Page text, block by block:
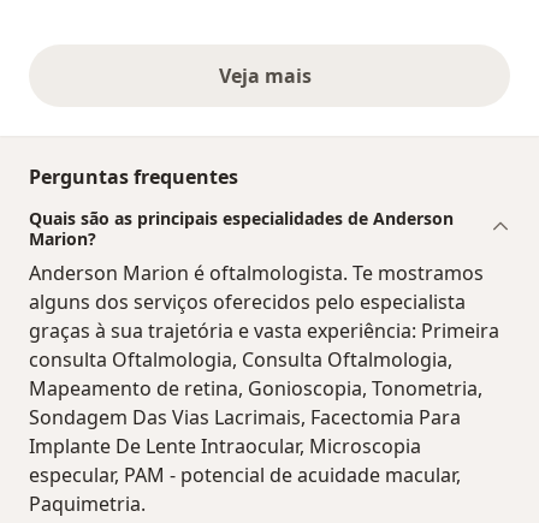
Veja maisopiniões acima
Perguntas frequentes
Quais são as principais especialidades de Anderson
Marion?
Anderson Marion é oftalmologista. Te mostramos
alguns dos serviços oferecidos pelo especialista
graças à sua trajetória e vasta experiência: Primeira
consulta Oftalmologia, Consulta Oftalmologia,
Mapeamento de retina, Gonioscopia, Tonometria,
Sondagem Das Vias Lacrimais, Facectomia Para
Implante De Lente Intraocular, Microscopia
especular, PAM - potencial de acuidade macular,
Paquimetria.